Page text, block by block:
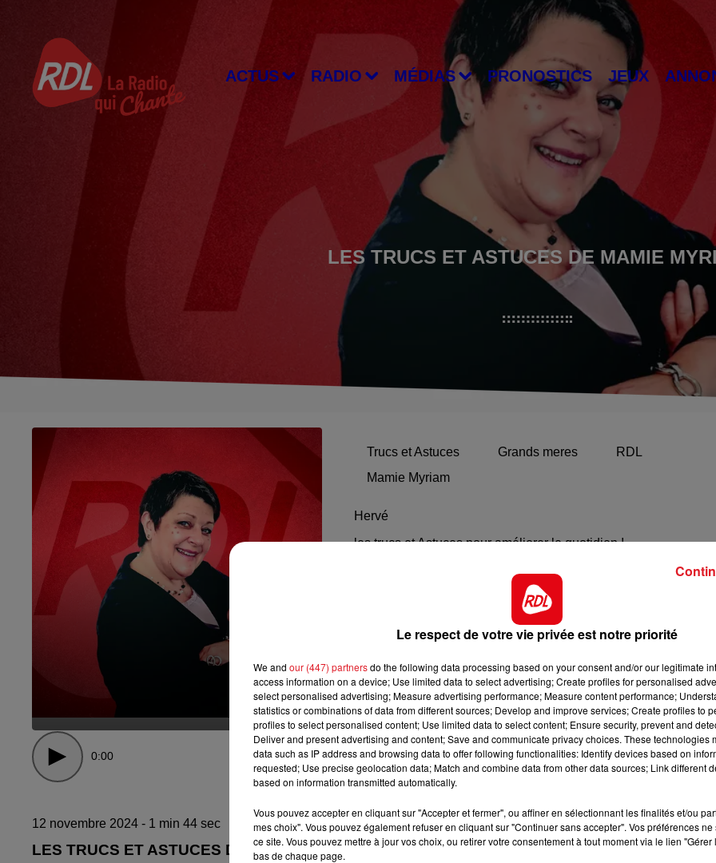
ACTUS RADIO MÉDIAS PRONOSTICS JEUX
DEBOUT C'EST L'HEURE
12h00 - 13h00
RDL & VOUS
LES TRUCS ET ASTUCES DE MAMIE
Trucs et Astuces Grands meres
RDL
Mamie Myriam
Hervé
les trucs et Astuces pour améliorer le quotidien !
0:00 1 min 44
12 novembre 2024 - 1 min 44 sec
LES TRUCS ET ASTUCES DE MAMIE MYRIAM
Le respect de votre vie privée est notre priorité
We and our (447) partnersdo the following data processing based on your consent and/or our legitimate
access information on a device; Use limited data to select advertising; Create profiles for personalised
select personalised advertising; Measure advertising performance; Measure content performance;
statistics or combinations of data from different sources; Develop and improve services; Create profiles to
profiles to select personalised content; Use limited data to select content; Ensure security, prevent and
Deliver and present advertising and content; Save and communicate privacy choices. These technologies
data such as IP address and browsing data to offer following functionalities: Identify devices based on
requested; Use precise geolocation data; Match and combine data from other data sources; Link different
based on information transmitted automatically.
Vous pouvez accepter en cliquant sur "Accepter et fermer", ou affiner en sélectionnant les finalités et/ou
mes choix". Vous pouvez également refuser en cliquant sur "Continuer sans accepter". Vos préférences
ce site. Vous pouvez mettre à jour vos choix, ou retirer votre consentement à tout moment via le lien
bas de chaque page.